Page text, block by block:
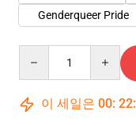
Genderqueer Pride
이 세일은 00: 22: